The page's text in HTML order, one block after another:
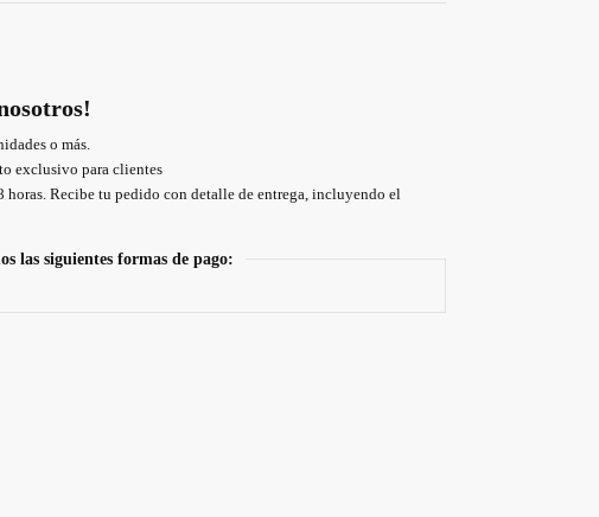
o más.
exclusivo para clientes
horas. Recibe tu pedido con detalle de entrega, incluyendo el
las siguientes formas de pago: